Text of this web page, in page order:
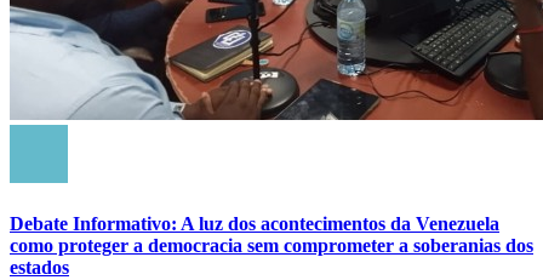
Debate Informativo: A luz dos acontecimentos da Venezuela
como proteger a democracia sem comprometer a soberanias dos
estados